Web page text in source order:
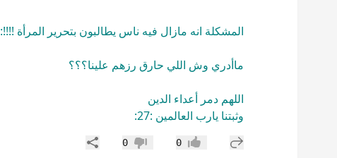
المشكلة انه مازال فيه ناس يطالبون بتحرير المرأة !!!!:confused:
ماأدري وش اللي حارق رزهم علينا؟؟؟
اللهم دمر أعداء الدين
وثبتنا يارب العالمين :27:
إضافة رد جديد
إعجاب0 عدم إعجاب
0 مشاركة